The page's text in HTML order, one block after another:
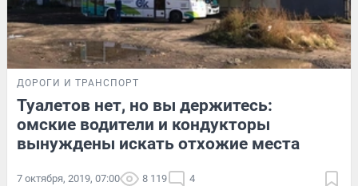
ДОРОГИ И ТРАНСПОРТ
Туалетов нет, но вы держитесь:
омские водители и кондукторы
вынуждены искать отхожие места
7 октября, 2019, 07:00 8 119 4